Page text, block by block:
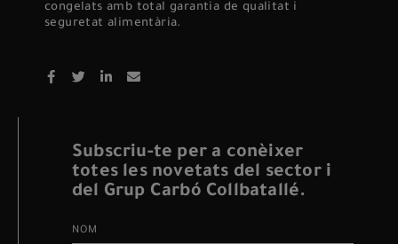
congelats amb total garantia de qualitat i
seguretat alimentària.
Subscriu-te per a conèixer
totes les novetats del sector i
del Grup Carbó Collbatallé.
NOM